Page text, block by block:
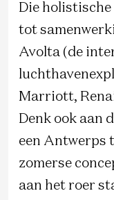
Die
tot
Avolta (de
Marriott,
Denk ook aan
een Antwerps
zomerse
aan het roer